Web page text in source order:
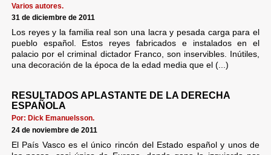
Varios autores.
31 de diciembre de 2011
Los reyes y la familia real son una lacra y pesada carga para el
pueblo español. Estos reyes fabricados e instalados en el
palacio por el criminal dictador Franco, son inservibles. Inútiles,
una decoración de la época de la edad media que el (...)
RESULTADOS APLASTANTE DE LA DERECHA
ESPAÑOLA
Por: Dick Emanuelsson.
24 de noviembre de 2011
El País Vasco es el único rincón del Estado español y unos de